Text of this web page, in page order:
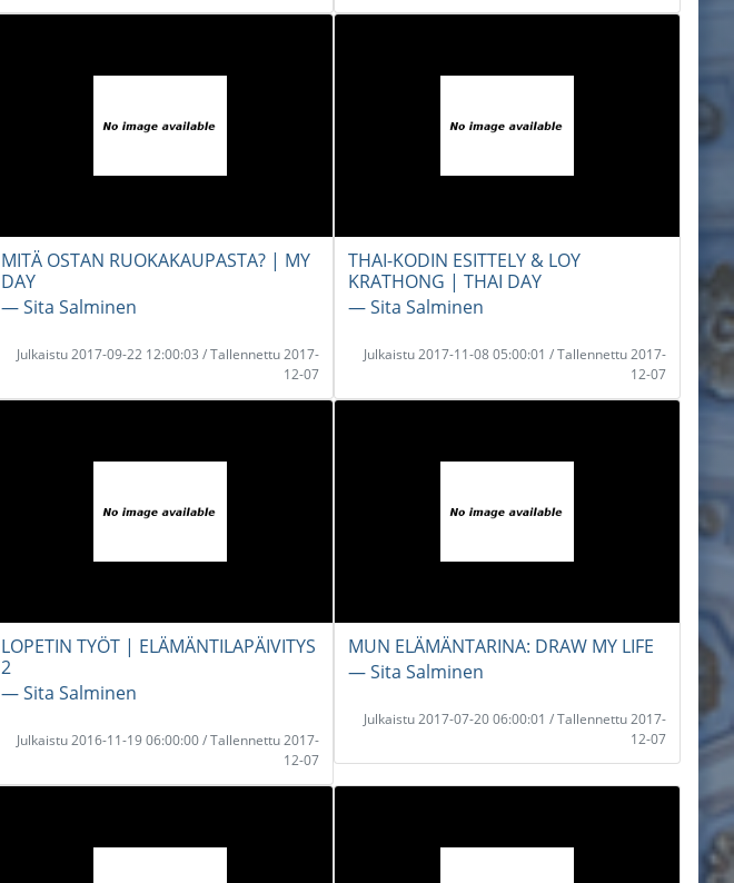
MITÄ OSTAN RUOKAKAUPASTA? | MY
DAY
― Sita Salminen
Julkaistu 2017-09-22 12:00:03 / Tallennettu 2017-
12-07
THAI-KODIN ESITTELY & LOY
KRATHONG | THAI DAY
― Sita Salminen
Julkaistu 2017-11-08 05:00:01 / Tallennettu 2017-
12-07
LOPETIN TYÖT | ELÄMÄNTILAPÄIVITYS
2
― Sita Salminen
Julkaistu 2016-11-19 06:00:00 / Tallennettu 2017-
12-07
MUN ELÄMÄNTARINA: DRAW MY LIFE
― Sita Salminen
Julkaistu 2017-07-20 06:00:01 / Tallennettu 2017-
12-07